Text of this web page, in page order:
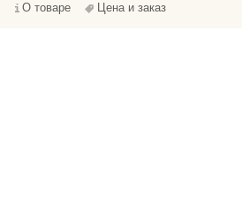
О товаре Цена и заказ